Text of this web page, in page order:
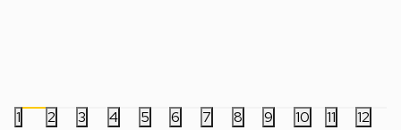
1 2 3 4 5 6 7 8 9 10 11 12